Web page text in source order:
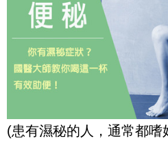
(患有濕秘的人，通常都嗜